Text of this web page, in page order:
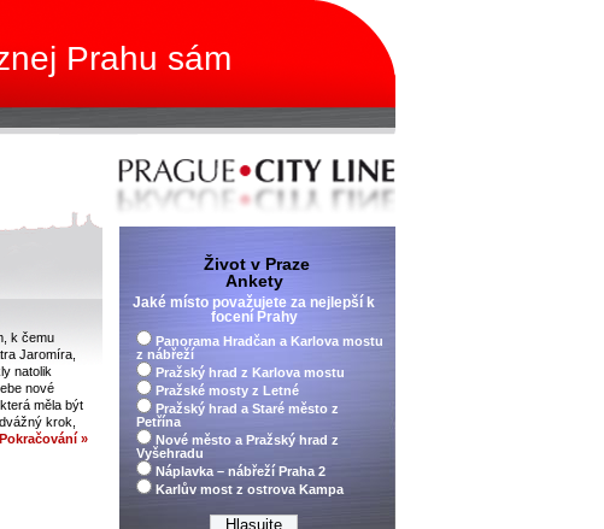
Prahu sám
k čemu
Jaromíra,
natolik
nové
měla být
krok,
»
Život v Praze
Ankety
Jaké místo považujete za nejlepší k
focení Prahy
Panorama Hradčan a Karlova mostu
z nábřeží
Pražský hrad z Karlova mostu
Pražské mosty z Letné
Pražský hrad a Staré město z
Petřína
Nové město a Pražský hrad z
Vyšehradu
Náplavka – nábřeží Praha 2
Karlův most z ostrova Kampa